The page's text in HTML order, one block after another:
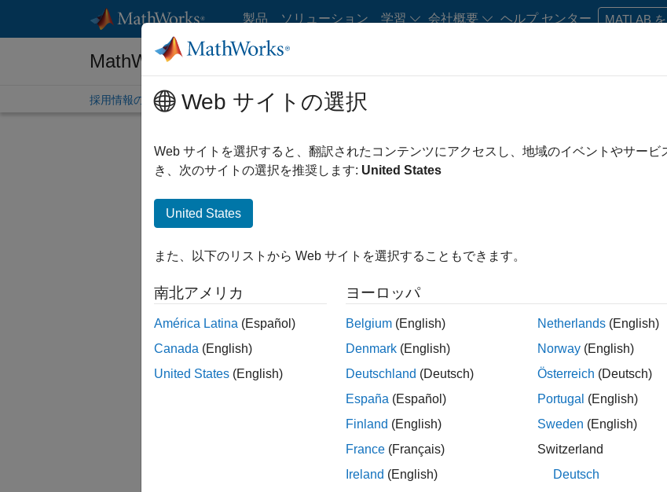
コンテンツへスキップ
製品 ソリューション 学習 会社概要 ヘルプ センター MATLAB
MathWorks 採用情報
採用情報の概要 求人検索 オフィス所在地 学生・キャリア初期の方
絞り込み条件 企業向けセールス カスタマー サポート 教育機関向け
一部の求人情報は翻訳されていません。ご希望の地域ですべて
ださい。
Sales Development Representative
Sales Development Representative
JP-Tokyo| インサイド セールス | 社会人採用
At MathWorks, you'll help shape tomorrow's
first six months.
Web サイトの選択
Web サイトを選択すると、翻訳されたコンテンツにアクセスし、地域のイベントやサー
き、次のサイトの選択を推奨します: United States
United States
また、以下のリストから Web サイトを選択することもできます。
南北アメリカ
América Latina (Español)
Canada (English)
United States (English)
ヨーロッパ
Belgium (English)
Denmark (English)
Deutschland (Deutsch)
España (Español)
Finland (English)
France (Français)
Ireland (English)
Netherlands (English)
Norway (English)
Österreich (Deutsch)
Portugal (English)
Sweden (English)
Switzerland
Deutsch